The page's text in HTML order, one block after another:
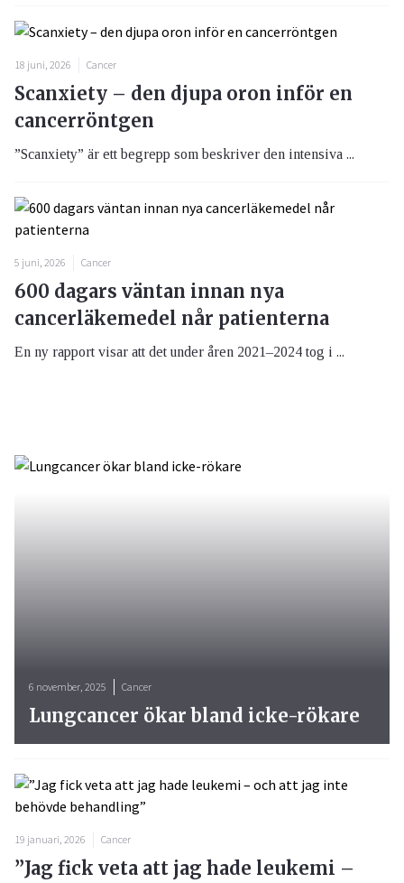
18 juni, 2026 Cancer
Scanxiety – den djupa oron inför en
cancerröntgen
”Scanxiety” är ett begrepp som beskriver den intensiva ...
5 juni, 2026 Cancer
600 dagars väntan innan nya
cancerläkemedel når patienterna
En ny rapport visar att det under åren 2021–2024 tog i ...
19 januari, 2026 Cancer
”Jag fick veta att jag hade leukemi –
6 november, 2025 Cancer
Lungcancer ökar bland icke-rökare